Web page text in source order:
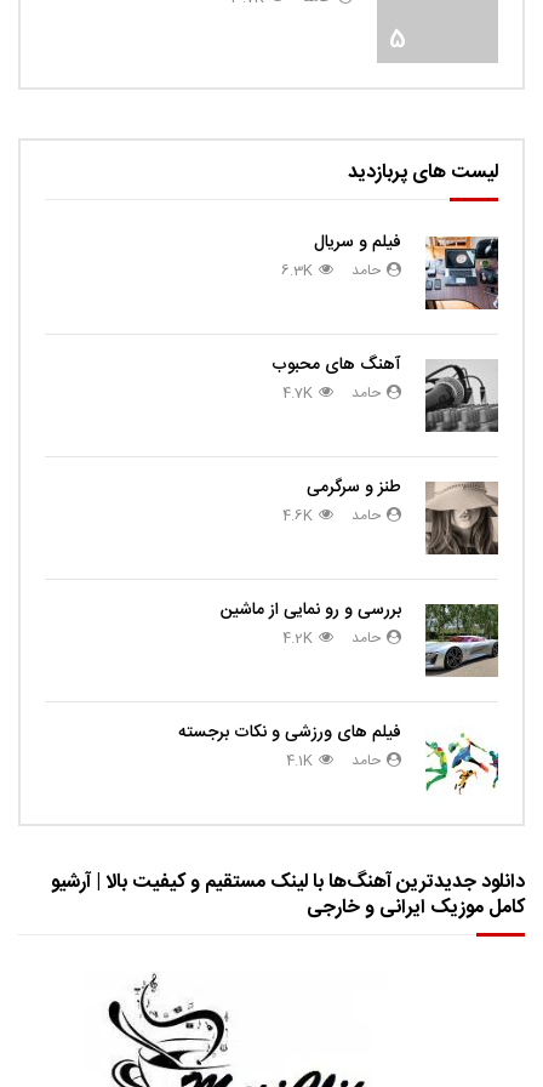
5
لیست های پربازدید
فیلم و سریال
حامد 6.3K
آهنگ های محبوب
حامد 4.7K
طنز و سرگرمی
حامد 4.6K
بررسی و رو نمایی از ماشین
حامد 4.2K
فیلم های ورزشی و نکات برجسته
حامد 4.1K
دانلود جدیدترین آهنگ‌ها با لینک مستقیم و کیفیت بالا | آرشیو
کامل موزیک ایرانی و خارجی